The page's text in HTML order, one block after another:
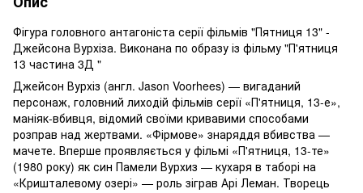
Фігура головного антагоніста серії фільмів "Пятниця 13" -
Джейсона Вурхіза. Виконана по образу із фільму "П'ятниця
13 частина 3Д "
Джейсон Вурхіз (англ. Jason Voorhees) — вигаданий
персонаж, головний лиходій фільмів серії «П'ятниця, 13-е»,
маніяк-вбивця, відомий своїми кривавими способами
розправ над жертвами. «Фірмове» знаряддя вбивства —
мачете. Вперше проявляється у фільмі «П'ятниця, 13-те»
(1980 року) як син Памели Вурхиз — кухаря в таборі на
«Кришталевому озері» — роль зіграв Арі Леман. Творець